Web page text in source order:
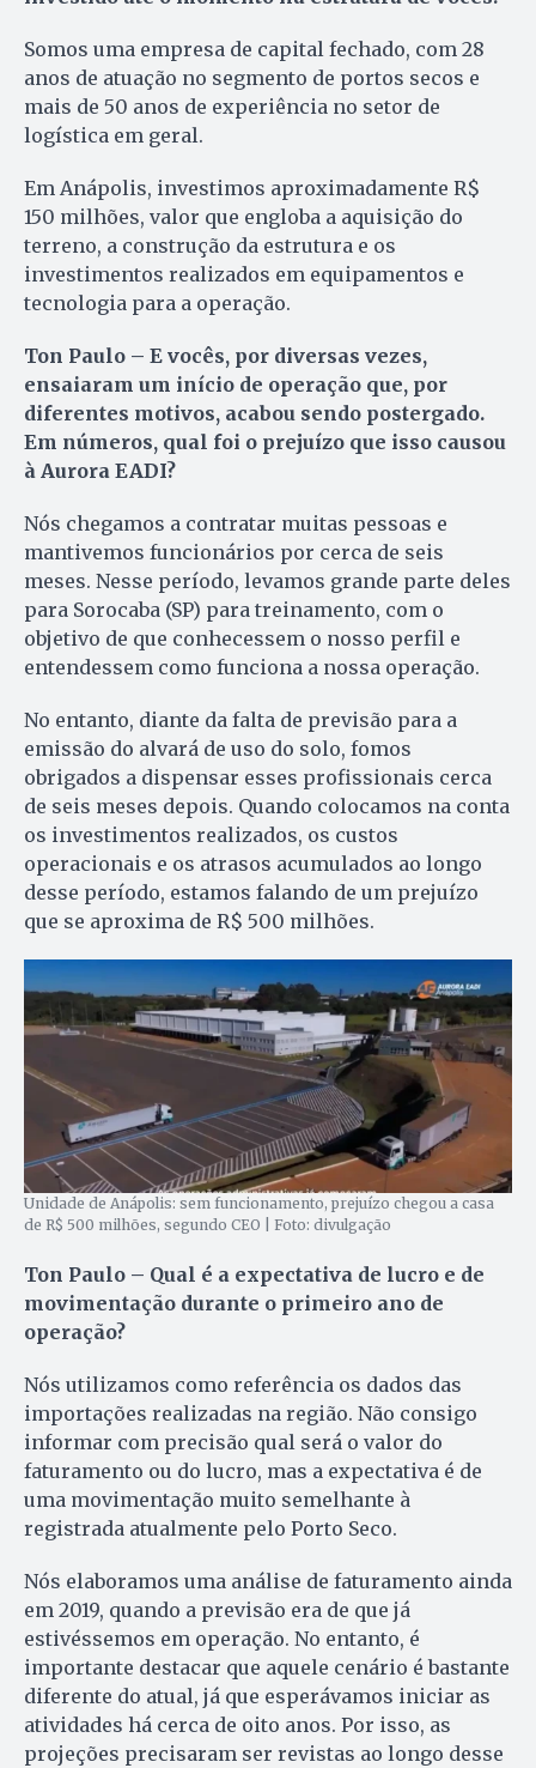
Somos uma empresa de capital fechado, com 28
anos de atuação no segmento de portos secos e
mais de 50 anos de experiência no setor de
logística em geral.
Em Anápolis, investimos aproximadamente R$
150 milhões, valor que engloba a aquisição do
terreno, a construção da estrutura e os
investimentos realizados em equipamentos e
tecnologia para a operação.
Ton Paulo – E vocês, por diversas vezes,
ensaiaram um início de operação que, por
diferentes motivos, acabou sendo postergado.
Em números, qual foi o prejuízo que isso causou
à Aurora EADI?
Nós chegamos a contratar muitas pessoas e
mantivemos funcionários por cerca de seis
meses. Nesse período, levamos grande parte deles
para Sorocaba (SP) para treinamento, com o
objetivo de que conhecessem o nosso perfil e
entendessem como funciona a nossa operação.
No entanto, diante da falta de previsão para a
emissão do alvará de uso do solo, fomos
obrigados a dispensar esses profissionais cerca
de seis meses depois. Quando colocamos na conta
os investimentos realizados, os custos
operacionais e os atrasos acumulados ao longo
desse período, estamos falando de um prejuízo
que se aproxima de R$ 500 milhões.
Unidade de Anápolis: sem funcionamento, prejuízo chegou a casa
de R$ 500 milhões, segundo CEO | Foto: divulgação
Ton Paulo – Qual é a expectativa de lucro e de
movimentação durante o primeiro ano de
operação?
Nós utilizamos como referência os dados das
importações realizadas na região. Não consigo
informar com precisão qual será o valor do
faturamento ou do lucro, mas a expectativa é de
uma movimentação muito semelhante à
registrada atualmente pelo Porto Seco.
Nós elaboramos uma análise de faturamento ainda
em 2019, quando a previsão era de que já
estivéssemos em operação. No entanto, é
importante destacar que aquele cenário é bastante
diferente do atual, já que esperávamos iniciar as
atividades há cerca de oito anos. Por isso, as
projeções precisaram ser revistas ao longo desse